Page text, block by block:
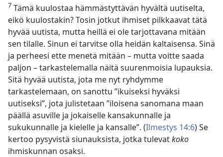
7 Tämä kuulostaa hämmästyttävän hyvältä uutiselta,
eikö kuulostakin? Tosin jotkut ihmiset pilkkaavat tätä
hyvää uutista, mutta heillä ei ole tarjottavana mitään
sen tilalle. Sinun ei tarvitse olla heidän kaltaisensa. Sinä
ja perheesi ette menetä mitään – mutta voitte saada
paljon – tarkastelemalla näitä suurenmoisia lupauksia.
Sitä hyvää uutista, jota me nyt ryhdymme
tarkastelemaan, on sanottu ”ikuiseksi hyväksi
uutiseksi”, jota julistetaan ”iloisena sanomana maan
päällä asuville ja jokaiselle kansakunnalle ja
sukukunnalle ja kielelle ja kansalle”. (Ilmestys 14:6) Se
kertoo pysyvistä siunauksista, jotka tulevatkoko
ihmiskunnan osaksi.